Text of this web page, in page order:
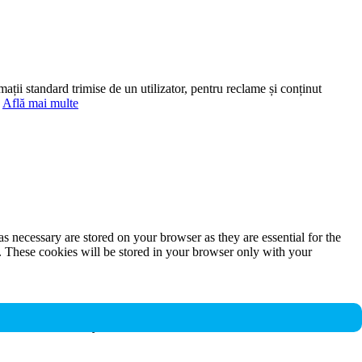
standard trimise de un utilizator, pentru reclame și conținut
Află mai multe
are stored on your browser as they are essential for the
These cookies will be stored in your browser only with your